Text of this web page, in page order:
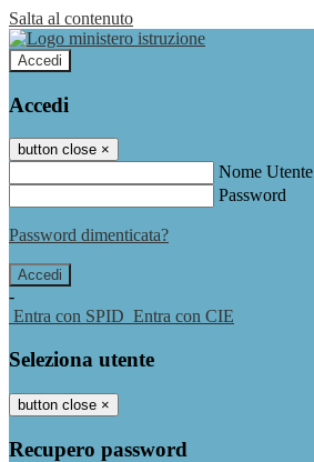
Salta al contenuto
Accedi
Accedi
button close ×
Nome Utente
Password
Password dimenticata?
-
Entra con SPID Entra con CIE
Seleziona utente
button close ×
Recupero password